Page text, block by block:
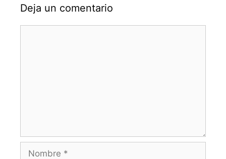
Deja un comentario